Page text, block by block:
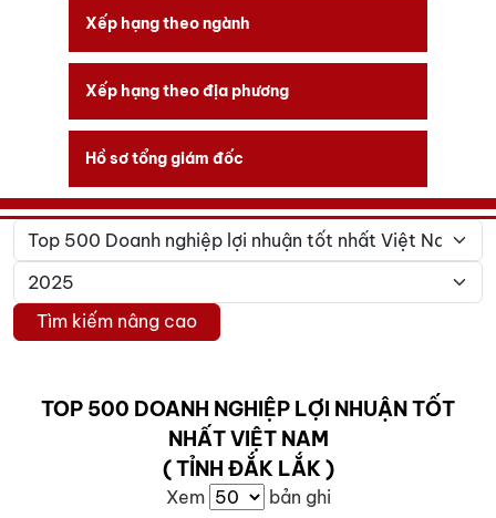
Xếp hạng theo ngành
Xếp hạng theo địa phương
Hồ sơ tổng giám đốc
Tìm kiếm nâng cao
TOP 500 DOANH NGHIỆP LỢI NHUẬN TỐT
NHẤT VIỆT NAM
( TỈNH ĐẮK LẮK )
Xem bản ghi